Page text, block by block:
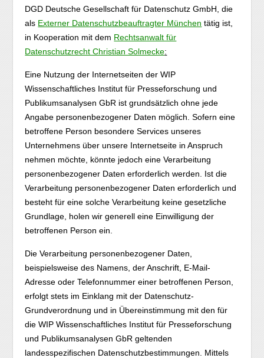
DGD Deutsche Gesellschaft für Datenschutz GmbH, die
als Externer Datenschutzbeauftragter München tätig ist,
in Kooperation mit dem Rechtsanwalt für
Datenschutzrecht Christian Solmecke:
Eine Nutzung der Internetseiten der WIP
Wissenschaftliches Institut für Presseforschung und
Publikumsanalysen GbR ist grundsätzlich ohne jede
Angabe personenbezogener Daten möglich. Sofern eine
betroffene Person besondere Services unseres
Unternehmens über unsere Internetseite in Anspruch
nehmen möchte, könnte jedoch eine Verarbeitung
personenbezogener Daten erforderlich werden. Ist die
Verarbeitung personenbezogener Daten erforderlich und
besteht für eine solche Verarbeitung keine gesetzliche
Grundlage, holen wir generell eine Einwilligung der
betroffenen Person ein.
Die Verarbeitung personenbezogener Daten,
beispielsweise des Namens, der Anschrift, E-Mail-
Adresse oder Telefonnummer einer betroffenen Person,
erfolgt stets im Einklang mit der Datenschutz-
Grundverordnung und in Übereinstimmung mit den für
die WIP Wissenschaftliches Institut für Presseforschung
und Publikumsanalysen GbR geltenden
landesspezifischen Datenschutzbestimmungen. Mittels